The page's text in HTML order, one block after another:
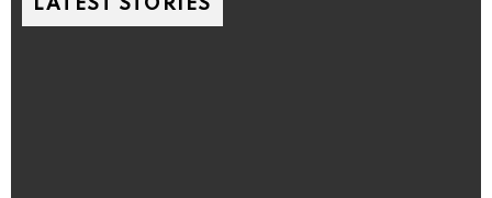
LATEST STORIES